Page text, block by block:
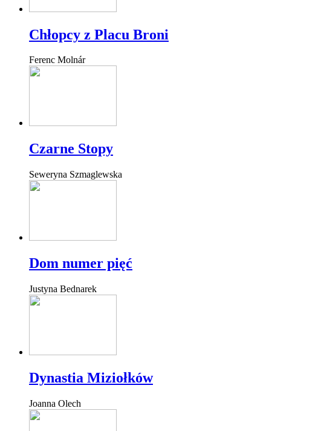
Chłopcy z Placu Broni
Ferenc Molnár
Czarne Stopy
Seweryna Szmaglewska
Dom numer pięć
Justyna Bednarek
Dynastia Miziołków
Joanna Olech